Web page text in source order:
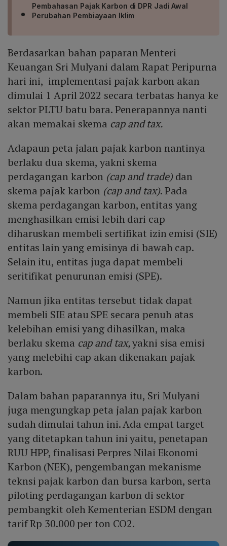
Pembahasan Pajak Karbon di DPR Jadi Awal
Perubahan Pembiayaan Iklim
Berdasarkan bahan paparan Menteri
Keuangan Sri Mulyani dalam Rapat Peripurna
hari ini, implementasi pajak karbon akan
dimulai 1 April 2022 secara terbatas hanya ke
sektor PLTU batu bara. Penerapannya nanti
akan memakai skema cap and tax.
Adapaun peta jalan pajak karbon nantinya
berlaku dua skema, yakni skema
perdagangan karbon (cap and trade)dan
skema pajak karbon (cap and tax). Pada
skema perdagangan karbon, entitas yang
menghasilkan emisi lebih dari cap
diharuskan membeli sertifikat izin emisi (SIE)
entitas lain yang emisinya di bawah cap.
Selain itu, entitas juga dapat membeli
seritifikat penurunan emisi (SPE).
Namun jika entitas tersebut tidak dapat
membeli SIE atau SPE secara penuh atas
kelebihan emisi yang dihasilkan, maka
berlaku skema cap and tax,yakni sisa emisi
yang melebihi cap akan dikenakan pajak
karbon.
Dalam bahan paparannya itu, Sri Mulyani
juga mengungkap peta jalan pajak karbon
sudah dimulai tahun ini. Ada empat target
yang ditetapkan tahun ini yaitu, penetapan
RUU HPP, finalisasi Perpres Nilai Ekonomi
Karbon (NEK), pengembangan mekanisme
teknsi pajak karbon dan bursa karbon, serta
piloting perdagangan karbon di sektor
pembangkit oleh Kementerian ESDM dengan
tarif Rp 30.000 per ton CO2.